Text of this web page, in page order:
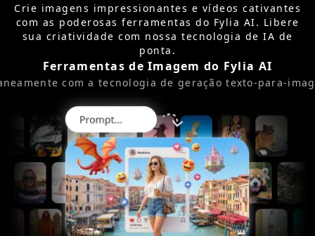
Crie imagens impressionantes e vídeos cativantes
com as poderosas ferramentas do Fylia AI. Libere
sua criatividade com nossa tecnologia de IA de
ponta.
Ferramentas de Imagem do Fylia AI
com a tecnologia de geração texto-para-